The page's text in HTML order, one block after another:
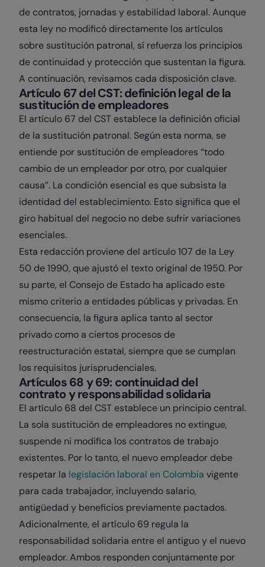
de contratos, jornadas y estabilidad laboral. Aunque
esta ley no modificó directamente los artículos
sobre sustitución patronal, sí refuerza los principios
de continuidad y protección que sustentan la figura.
A continuación, revisamos cada disposición clave.
Artículo 67 del CST: definición legal de la
sustitución de empleadores
El artículo 67 del CST establece la definición oficial
de la sustitución patronal. Según esta norma, se
entiende por sustitución de empleadores “todo
cambio de un empleador por otro, por cualquier
causa”. La condición esencial es que subsista la
identidad del establecimiento. Esto significa que el
giro habitual del negocio no debe sufrir variaciones
esenciales.
Esta redacción proviene del artículo 107 de la Ley
50 de 1990, que ajustó el texto original de 1950. Por
su parte, el Consejo de Estado ha aplicado este
mismo criterio a entidades públicas y privadas. En
consecuencia, la figura aplica tanto al sector
privado como a ciertos procesos de
reestructuración estatal, siempre que se cumplan
los requisitos jurisprudenciales.
Artículos 68 y 69: continuidad del
contrato y responsabilidad solidaria
El artículo 68 del CST establece un principio central.
La sola sustitución de empleadores no extingue,
suspende ni modifica los contratos de trabajo
existentes. Por lo tanto, el nuevo empleador debe
respetar la legislación laboral en Colombia vigente
para cada trabajador, incluyendo salario,
antigüedad y beneficios previamente pactados.
Adicionalmente, el artículo 69 regula la
responsabilidad solidaria entre el antiguo y el nuevo
empleador. Ambos responden conjuntamente por